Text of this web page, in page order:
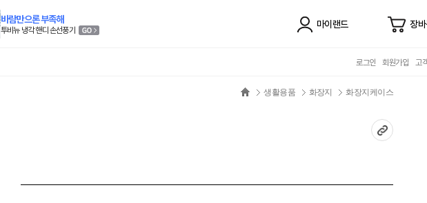
바람만으론 부족해
투비뉴 냉각 핸디 손선풍기
마이랜드 장
로그인 회원가입 고
생활용품 화장지 화장지케이스